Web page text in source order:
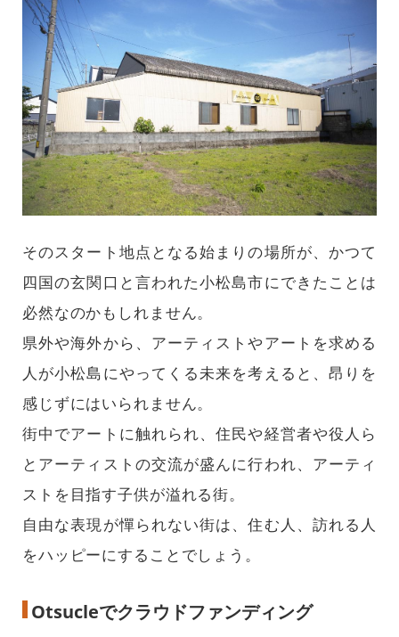
そのスタート地点となる始まりの場所が、かつて
四国の玄関口と言われた小松島市にできたことは
必然なのかもしれません。
県外や海外から、アーティストやアートを求める
人が小松島にやってくる未来を考えると、昂りを
感じずにはいられません。
街中でアートに触れられ、住民や経営者や役人ら
とアーティストの交流が盛んに行われ、アーティ
ストを目指す子供が溢れる街。
自由な表現が憚られない街は、住む人、訪れる人
をハッピーにすることでしょう。
Otsucleでクラウドファンディング